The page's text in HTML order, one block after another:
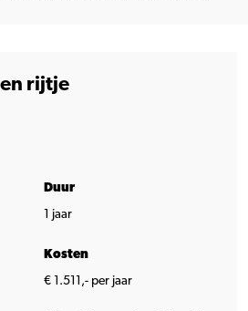
rijtje
Duur
1 jaar
Kosten
€ 1.511,- per jaar